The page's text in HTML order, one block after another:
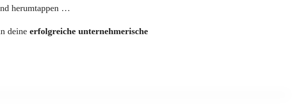
herumtappen …
deine erfolgreiche unternehmerische